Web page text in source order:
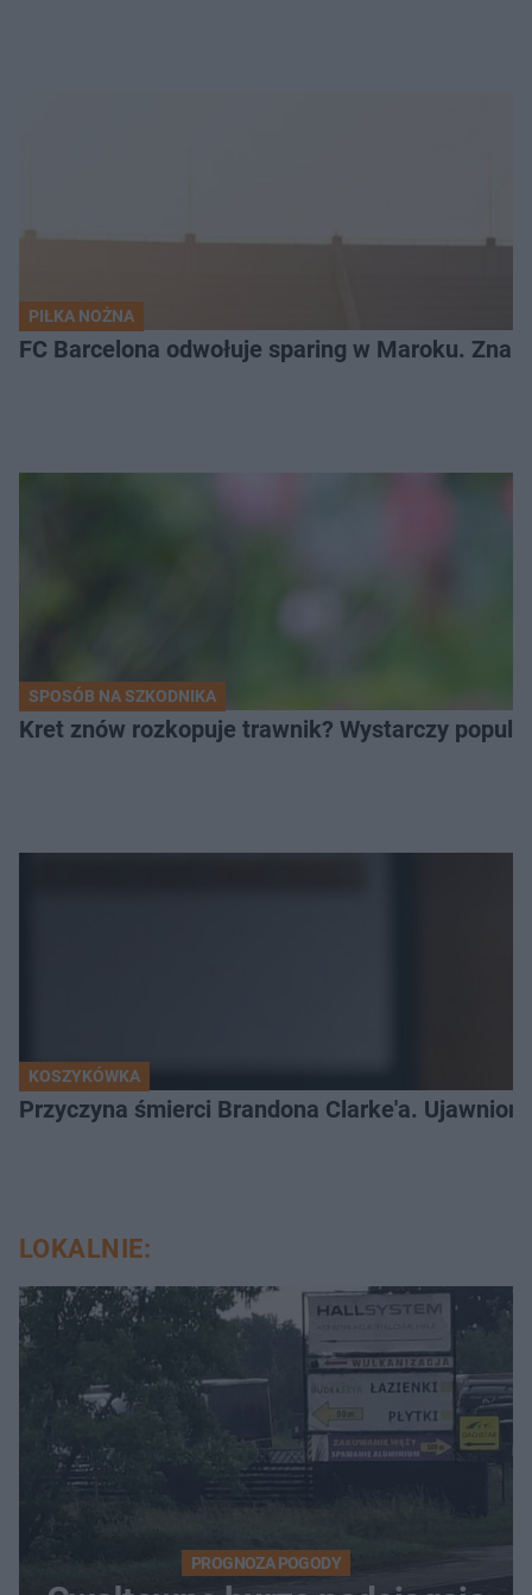
PIŁKA NOŻNA
FC Barcelona odwołuje sparing w Maroku.
SPOSÓB NA SZKODNIKA
Kret znów rozkopuje trawnik? Wystarczy
KOSZYKÓWKA
Przyczyna śmierci Brandona Clarke'a.
LOKALNIE:
PROGNOZA POGODY